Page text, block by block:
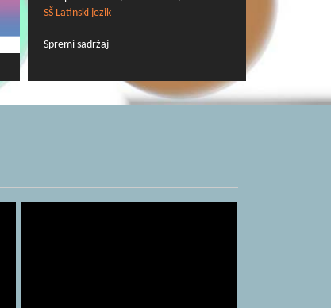
SŠ Latinski jezik
Spremi sadržaj